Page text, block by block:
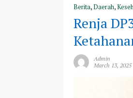
Berita,Daerah,
Renja
Admin
March 13, 2025